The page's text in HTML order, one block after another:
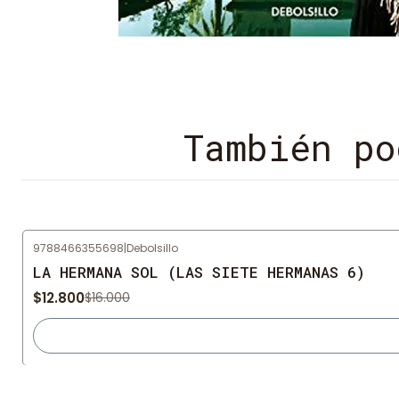
También
Agotado
9788466355698|Debolsillo
LA HERMANA SOL (LAS SIETE HERMANAS 6)
$12.800$16.000